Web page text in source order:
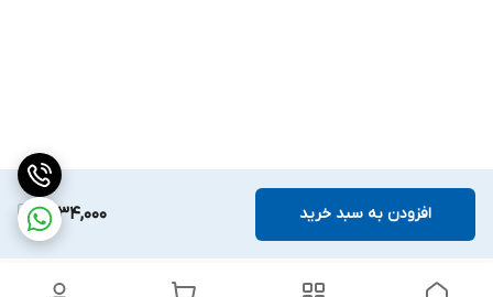
1,834,000 افزودن به سبد خرید